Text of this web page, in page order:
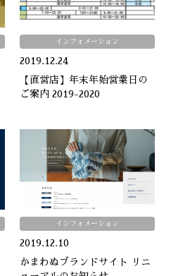
2019.12.24
インフォメーション
【直営店】年末年始営業日の
ご案内 2019-2020
2019.12.10
インフォメーション
かまわぬブランドサイト リニ